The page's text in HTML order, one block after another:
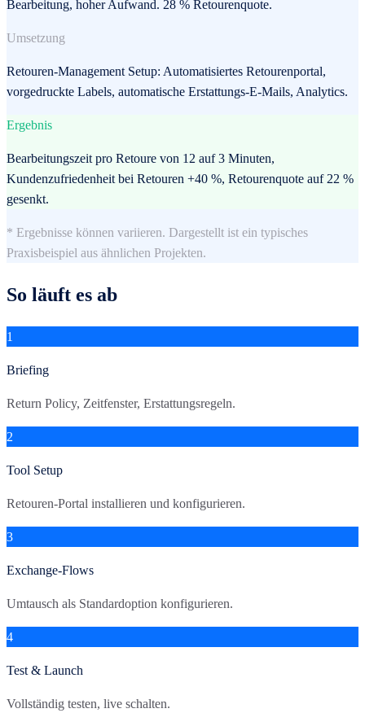
Bearbeitung, hoher Aufwand. 28 % Retourenquote.
Umsetzung
Retouren-Management Setup: Automatisiertes Retourenportal,
vorgedruckte Labels, automatische Erstattungs-E-Mails, Analytics.
Ergebnis
Bearbeitungszeit pro Retoure von 12 auf 3 Minuten,
Kundenzufriedenheit bei Retouren +40 %, Retourenquote auf 22 %
gesenkt.
* Ergebnisse können variieren. Dargestellt ist ein typisches
Praxisbeispiel aus ähnlichen Projekten.
So läuft es ab
1
Briefing
Return Policy, Zeitfenster, Erstattungsregeln.
2
Tool Setup
Retouren-Portal installieren und konfigurieren.
3
Exchange-Flows
Umtausch als Standardoption konfigurieren.
4
Test & Launch
Vollständig testen, live schalten.